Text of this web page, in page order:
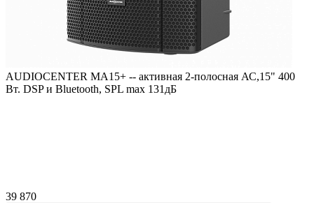
AUDIOCENTER MA15+ -- активная 2-полосная АС,15" 400
Вт. DSP и Bluetooth, SPL max 131дБ
39 870